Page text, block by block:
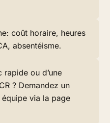
coût horaire, heures
absentéisme.
rapide ou d’une
? Demandez un
via la page